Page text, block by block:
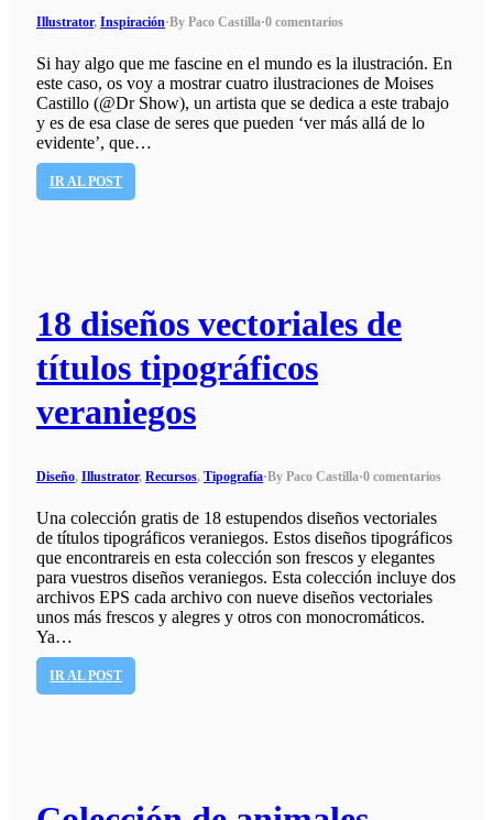
Illustrator, Inspiración·By Paco Castilla·0 comentarios
Si hay algo que me fascine en el mundo es la ilustración. En
este caso, os voy a mostrar cuatro ilustraciones de Moises
Castillo (@Dr Show), un artista que se dedica a este trabajo
y es de esa clase de seres que pueden ‘ver más allá de lo
evidente’, que…
IR AL POST
18 diseños vectoriales de
títulos tipográficos
veraniegos
Diseño, Illustrator, Recursos, Tipografía·By Paco Castilla·0 comentarios
Una colección gratis de 18 estupendos diseños vectoriales
de títulos tipográficos veraniegos. Estos diseños tipográficos
que encontrareis en esta colección son frescos y elegantes
para vuestros diseños veraniegos. Esta colección incluye dos
archivos EPS cada archivo con nueve diseños vectoriales
unos más frescos y alegres y otros con monocromáticos.
Ya…
IR AL POST